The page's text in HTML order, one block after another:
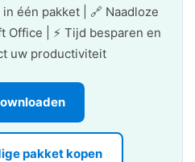
één pakket | 🔗 Naadloze
| ⚡ Tijd besparen en
uw productiviteit
pakket kopen